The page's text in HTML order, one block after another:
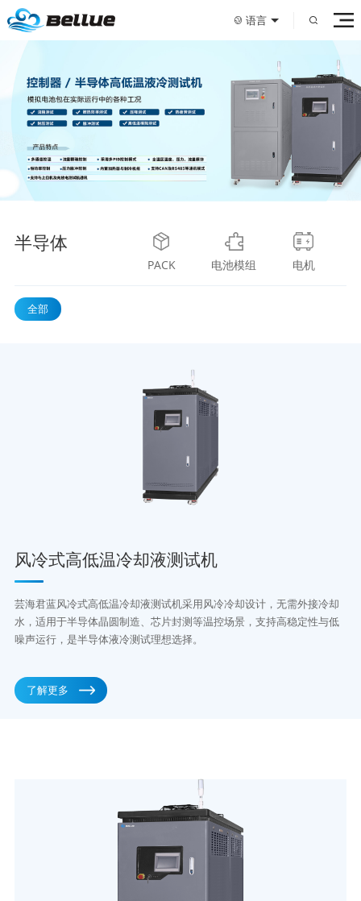
语言
半导体
PACK 电池模组 电机
全部
风冷式高低温冷却液测试机
芸海君蓝风冷式高低温冷却液测试机采用风冷冷却设计，无需外接冷却
水，适用于半导体晶圆制造、芯片封测等温控场景，支持高稳定性与低
噪声运行，是半导体液冷测试理想选择。
了解更多